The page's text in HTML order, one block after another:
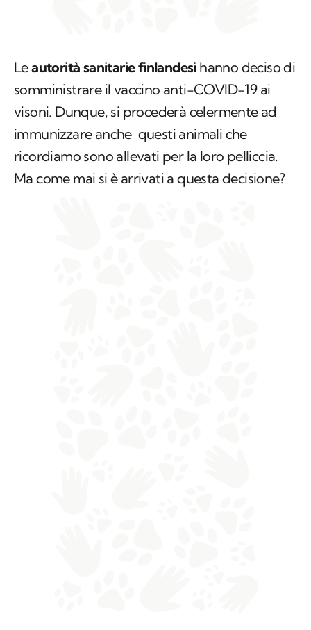
Leautorità sanitarie finlandesi hanno deciso di
somministrare il vaccino anti-COVID-19 ai
visoni. Dunque, si procederà celermente ad
immunizzare anche questi animali che
ricordiamo sono allevati per la loro pelliccia.
Ma come mai si è arrivati a questa decisione?